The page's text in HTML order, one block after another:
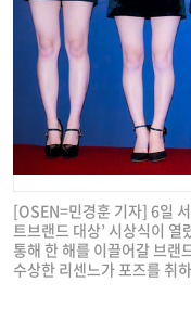
[OSEN=민경훈 기자] 6일
트브랜드 대상’ 시상식이
통해 한 해를 이끌어갈 브랜
수상한 리센느가 포즈를 취